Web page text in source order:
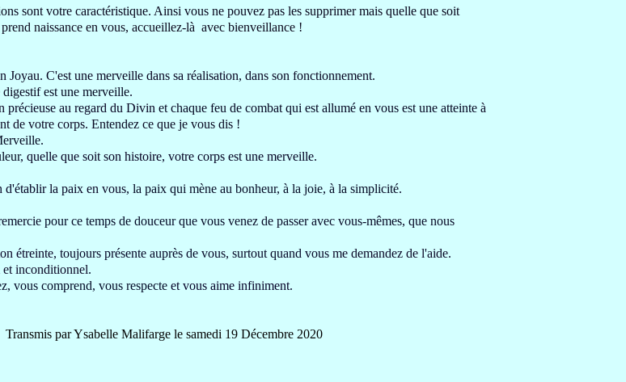
sont votre caractéristique. Ainsi vous ne pouvez pas les supprimer mais quelle que soit
naissance en vous, accueillez-là avec bienveillance !
Joyau. C'est une merveille dans sa réalisation, dans son fonctionnement.
digestifest une merveille.
précieuse au regard du Divin et chaque feu de combat qui est allumé en vous est une atteinte à
de votre corps. Entendez ce que je vous dis !
, quelle que soit son histoire, votre corps est une merveille.
d'établirla paix en vous, la paix qui mène au bonheur, à la joie, à la simplicité.
pour ce temps de douceur que vous venez de passer avec vous-mêmes, que nous
on étreinte, toujours présente auprès de vous, surtout quand vous me demandez de l'aide.
inconditionnel.
vous comprend, vous respecte et vous aime infiniment.
Transmis par Ysabelle Malifarge le samedi 19 Décembre 2020